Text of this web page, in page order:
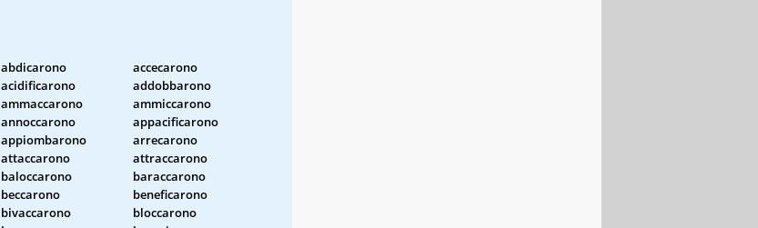
abdicarono
accecarono
acidificarono
addobbarono
ammaccarono
ammiccarono
annoccarono
appacificarono
appiombarono
arrecarono
attaccarono
attraccarono
baloccarono
baraccarono
beccarono
beneficarono
bivaccarono
bloccarono